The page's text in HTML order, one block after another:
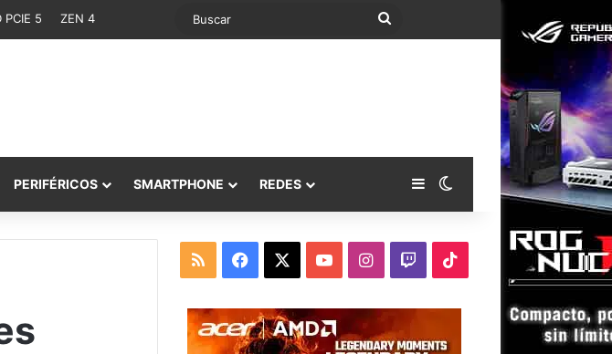
PCIE 5 ZEN 4 Buscar
PERIFÉRICOS SMARTPHONE REDES Barra lateral
Switch skin
RSS Facebook YouTubeInstagram
TwitchTikTok